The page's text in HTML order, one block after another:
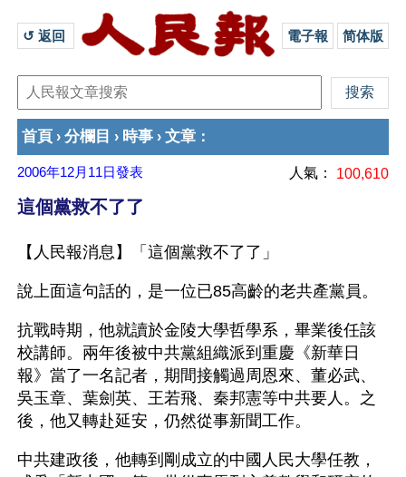
↺ 返回 電子報 简体版
首頁 › 分欄目 › 時事 › 文章 ：
2006年12月11日發表 人氣： 100,610
這個黨救不了了
【人民報消息】「這個黨救不了了」
說上面這句話的，是一位已85高齡的老共產黨員。
抗戰時期，他就讀於金陵大學哲學系，畢業後任該
校講師。兩年後被中共黨組織派到重慶《新華日
報》當了一名記者，期間接觸過周恩來、董必武、
吳玉章、葉劍英、王若飛、秦邦憲等中共要人。之
後，他又轉赴延安，仍然從事新聞工作。
中共建政後，他轉到剛成立的中國人民大學任教，